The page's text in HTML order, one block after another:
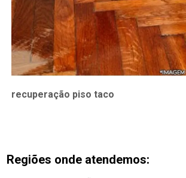
recuperação piso taco
Regiões onde atendemos: